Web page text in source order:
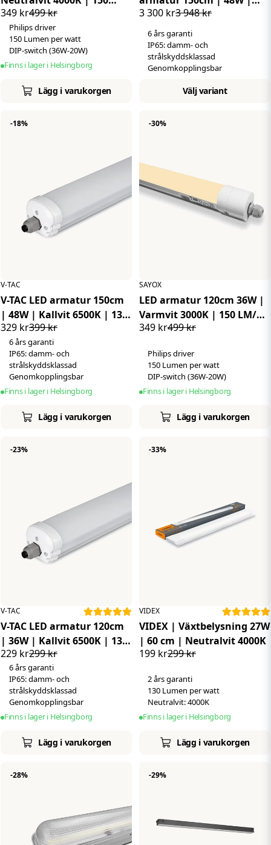
LM/W | IP65 | Philips
driver
499 kr
349 kr
Philips driver
150 Lumen per watt
DIP-switch (36W-20W)
Finns i lager i Helsingborg
Lägg i varukorgen
Kallvit 6500K | 135 LM/W |
IP65
3 948 kr
3 300 kr
6 års garanti
IP65: damm- och
strålskyddsklassad
Genomkopplingsbar
Välj variant
V-TAC
V-TAC LED armatur 150cm
| 48W | Kallvit 6500K | 135
LM/W | IP65
399 kr
329 kr
6 års garanti
IP65: damm- och
strålskyddsklassad
Genomkopplingsbar
Finns i lager i Helsingborg
Lägg i varukorgen
-18%
SAYOX
LED armatur 120cm 36W |
Varmvit 3000K | 150 LM/W
| IP65 | Philips driver
499 kr
349 kr
Philips driver
150 Lumen per watt
DIP-switch (36W-20W)
Finns i lager i Helsingborg
Lägg i varukorgen
-30%
V-TAC
V-TAC LED armatur 120cm
| 36W | Kallvit 6500K | 135
LM/W | IP65
299 kr
229 kr
6 års garanti
IP65: damm- och
strålskyddsklassad
Genomkopplingsbar
Finns i lager i Helsingborg
Lägg i varukorgen
-23%
VIDEX
VIDEX | Växtbelysning 27W
| 60 cm | Neutralvit 4000K
299 kr
199 kr
2 års garanti
130 Lumen per watt
Neutralvit: 4000K
Finns i lager i Helsingborg
Lägg i varukorgen
-33%
-28% -29%